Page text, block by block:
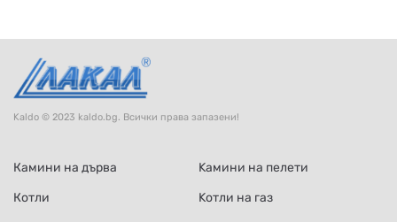
Kaldo © 2023 kaldo.bg. Всички права запазени!
Камини на дърва
Kамини на пелети
Котли
Kотли на газ